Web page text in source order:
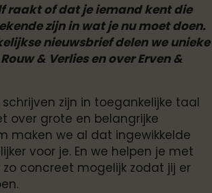
raakt of dat je iemand kent die
zijn in wat je nu moet doen.
nieuwsbrief delen we unieke
& Verlies en over Erven &
zijn in toegankelijke taal
over grote en belangrijke
maken we al dat ingewikkelde
voor je. En we helpen je met
concreet mogelijk zodat jij er